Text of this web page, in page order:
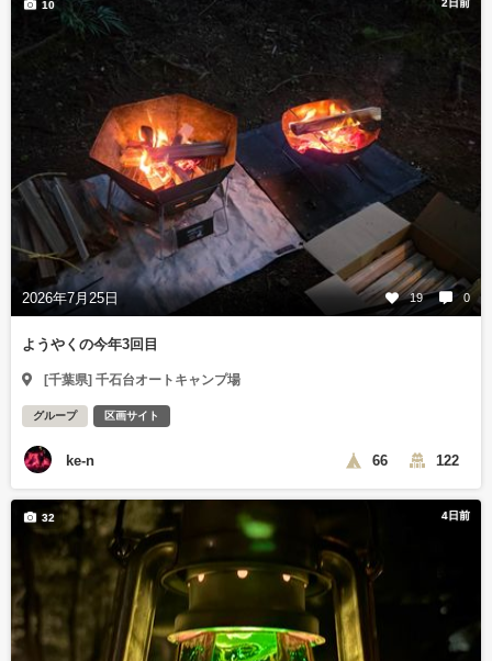
2日前
2026年7月25日 19 0
10
ようやくの今年3回目
[千葉県] 千石台オートキャンプ場
グループ 区画サイト
ke-n 66 122
4日前
32